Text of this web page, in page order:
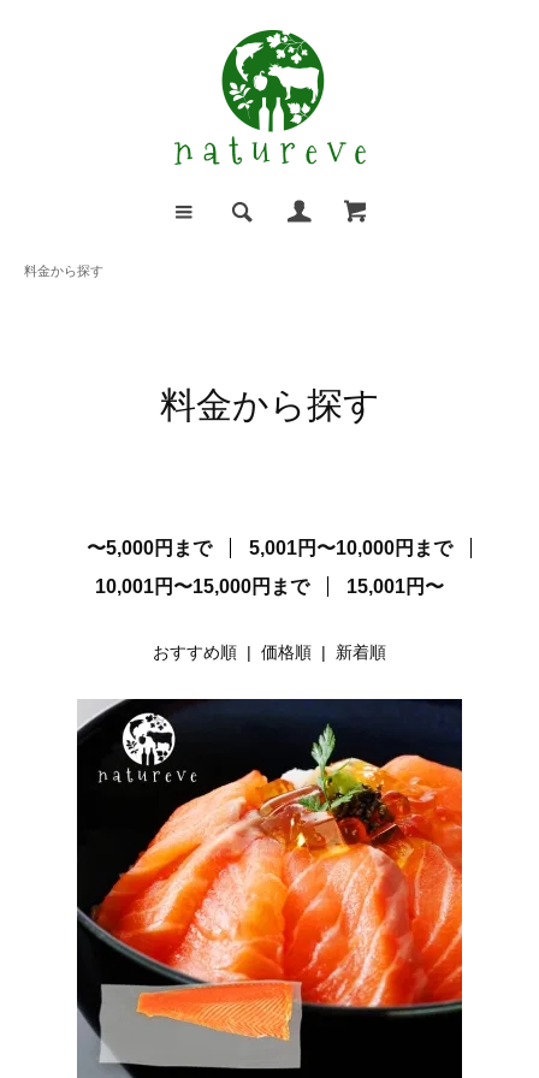
料金から探す
料金から探す
〜5,000円まで
5,001円〜10,000円まで
10,001円〜15,000円まで
15,001円〜
おすすめ順 | 価格順 | 新着順